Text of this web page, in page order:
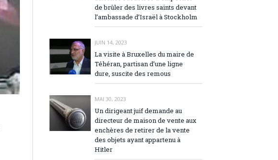
de brûler des livres saints devant
l’ambassade d’Israël à Stockholm
JUIN 14, 2023
La visite à Bruxelles du maire de
Téhéran, partisan d’une ligne
dure, suscite des remous
MAI 30, 2023
Un dirigeant juif demande au
directeur de maison de vente aux
enchères de retirer de la vente
des objets ayant appartenu à
Hitler